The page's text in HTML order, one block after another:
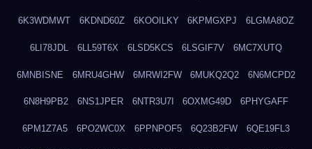
6K3WDMWT 6KDND60Z 6KOOILKY 6KPMGXPJ 6LGMA8OZ
6LI78JDL 6LL59T6X 6LSD5KCS 6LSGIF7V 6MC7XUTQ
6MNBISNE 6MRU4GHW 6MRWI2FW 6MUKQ2Q2 6N6MCPD2
6N8H9PB2 6NS1JPER 6NTR3U7I 6OXMG49D 6PHYGAFF
6PM1Z7A5 6PO2WC0X 6PPNPOF5 6Q23B2FW 6QE19FL3